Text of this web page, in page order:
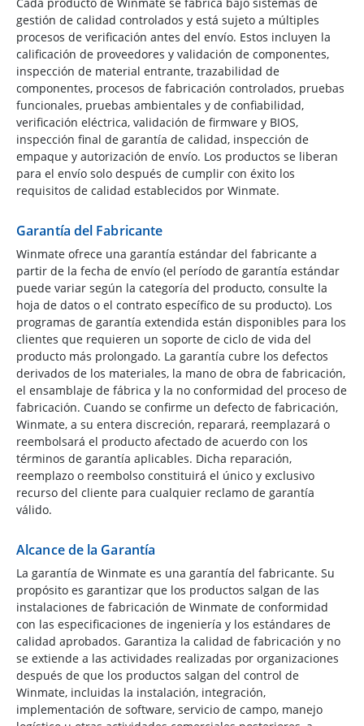
gestión de calidad controlados y está sujeto a múltiples
procesos de verificación antes del envío. Estos incluyen la
calificación de proveedores y validación de componentes,
inspección de material entrante, trazabilidad de
componentes, procesos de fabricación controlados, pruebas
funcionales, pruebas ambientales y de confiabilidad,
verificación eléctrica, validación de firmware y BIOS,
inspección final de garantía de calidad, inspección de
empaque y autorización de envío. Los productos se liberan
para el envío solo después de cumplir con éxito los
requisitos de calidad establecidos por Winmate.
Garantía del Fabricante
Winmate ofrece una garantía estándar del fabricante a
partir de la fecha de envío (el período de garantía estándar
puede variar según la categoría del producto, consulte la
hoja de datos o el contrato específico de su producto). Los
programas de garantía extendida están disponibles para los
clientes que requieren un soporte de ciclo de vida del
producto más prolongado. La garantía cubre los defectos
derivados de los materiales, la mano de obra de fabricación,
el ensamblaje de fábrica y la no conformidad del proceso de
fabricación. Cuando se confirme un defecto de fabricación,
Winmate, a su entera discreción, reparará, reemplazará o
reembolsará el producto afectado de acuerdo con los
términos de garantía aplicables. Dicha reparación,
reemplazo o reembolso constituirá el único y exclusivo
recurso del cliente para cualquier reclamo de garantía
válido.
Alcance de la Garantía
La garantía de Winmate es una garantía del fabricante. Su
propósito es garantizar que los productos salgan de las
instalaciones de fabricación de Winmate de conformidad
con las especificaciones de ingeniería y los estándares de
calidad aprobados. Garantiza la calidad de fabricación y no
se extiende a las actividades realizadas por organizaciones
después de que los productos salgan del control de
Winmate, incluidas la instalación, integración,
implementación de software, servicio de campo, manejo